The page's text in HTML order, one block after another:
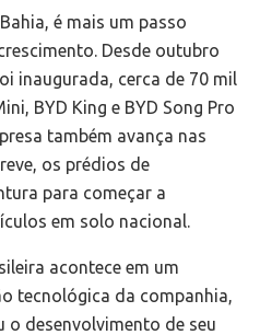
é mais um passo
Desde outubro
inaugurada, cerca de 70 mil
BYD King e BYD Song Pro
também avança nas
os prédios de
para começar a
em solo nacional.
acontece em um
tecnológica da companhia,
o desenvolvimento de seu